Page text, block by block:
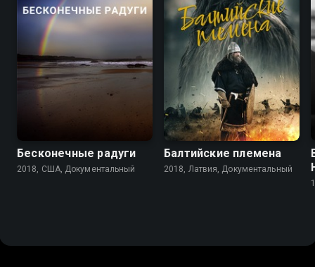
Бесконечные радуги
2018, США, Документальный
7.0
Балтийские племена
2018, Латвия, Документальный